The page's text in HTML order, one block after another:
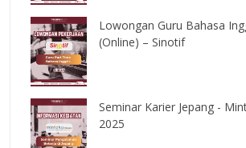
Lowongan Guru Bahasa
(Online) – Sinotif
Seminar Karier Jepang -
2025